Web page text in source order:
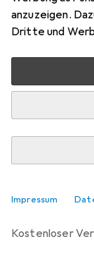
anzuzeigen.
Dritte und
Impressum
Mehr als 10
Lieferort
Kostenloser